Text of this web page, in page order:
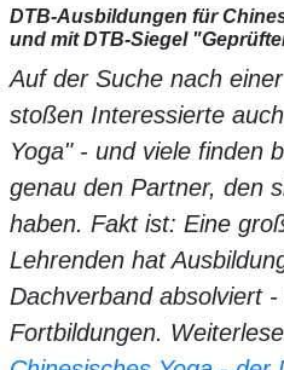
DTB-Ausbildungen für
und mit DTB-Siegel
Auf der Suche nach
stoßen Interessierte
Yoga" - und viele finden
genau den Partner, den
haben. Fakt ist: Eine
Lehrenden hat
Dachverband absolviert
Fortbildungen.